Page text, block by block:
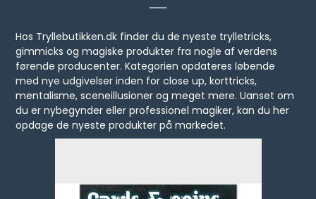
Hos Tryllebutikken.dk finder du de nyeste trylletricks,
gimmicks og magiske produkter fra nogle af verdens
førende producenter. Kategorien opdateres løbende
med nye udgivelser inden for close up, korttricks,
mentalisme, sceneillusioner og meget mere. Uanset om
du er nybegynder eller professionel magiker, kan du her
opdage de nyeste produkter på markedet.